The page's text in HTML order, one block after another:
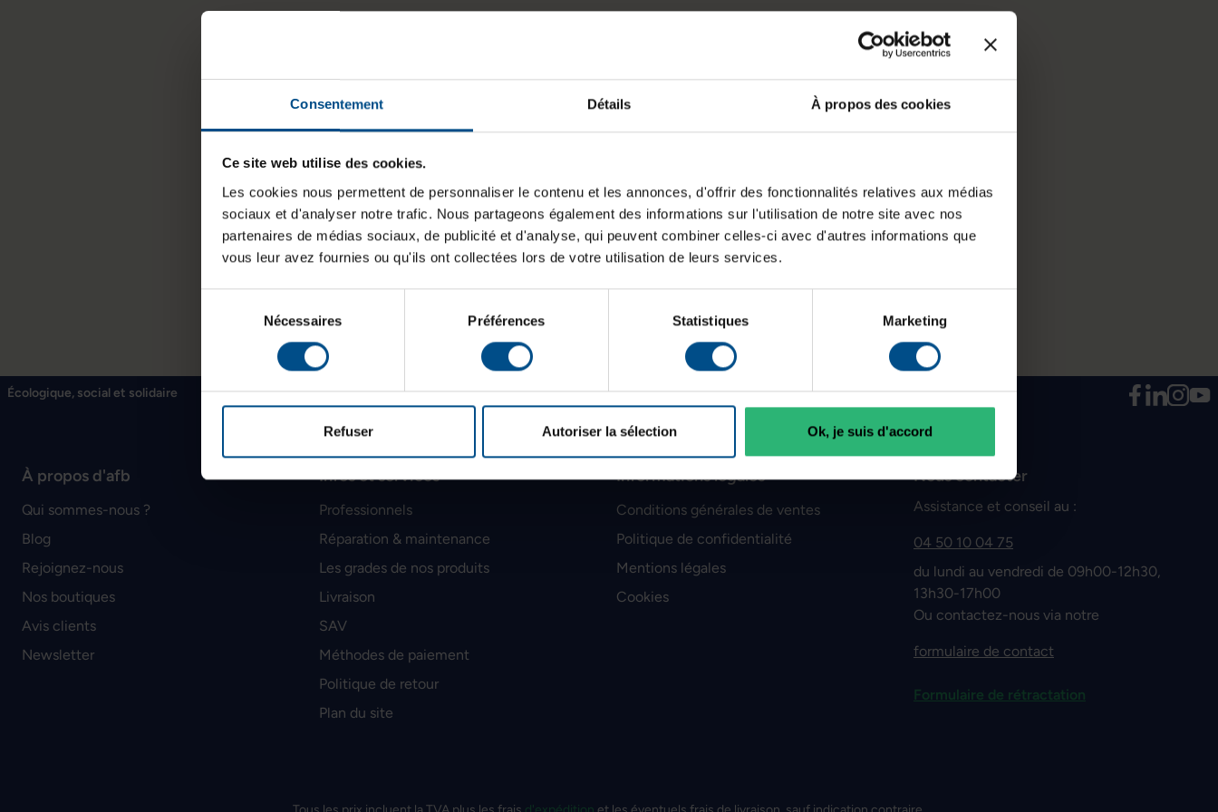
Consentement Détails À propos des cookies
Ce site web utilise des cookies.
Les cookies nous permettent de personnaliser le contenu et les annonces, d'offrir des fonctionnalités relatives aux médias
sociaux et d'analyser notre trafic. Nous partageons également des informations sur l'utilisation de notre site avec nos
partenaires de médias sociaux, de publicité et d'analyse, qui peuvent combiner celles-ci avec d'autres informations que
vous leur avez fournies ou qu'ils ont collectées lors de votre utilisation de leurs services.
consentement
Nécessaires Préférences Statistiques Marketing
Refuser Autoriser la sélection Ok, je suis d'accord
Écologique, social et solidaire 15 jours pour changer d'avis Garantie de 12 mois
À propos d'afb
Qui sommes-nous ?
Blog
Rejoignez-nous
Nos boutiques
Avis clients
Newsletter
Infos et services
Professionnels
Réparation & maintenance
Les grades de nos produits
Livraison
SAV
Méthodes de paiement
Politique de retour
Plan du site
Informations légales
Conditions générales de ventes
Politique de confidentialité
Mentions légales
Cookies
Nous contacter
Assistance et conseil au :
04 50 10 04 75
du lundi au vendredi de 09h00-12h30,
13h30-17h00
Ou contactez-nous via notre
formulaire de contact
Formulaire de rétractation